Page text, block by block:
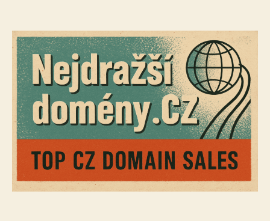
názvem
Nejdražší
domény
v
ČR
(aktualizováno
2025)